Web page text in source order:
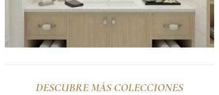
DESCUBRE MÁS COLECCIONES